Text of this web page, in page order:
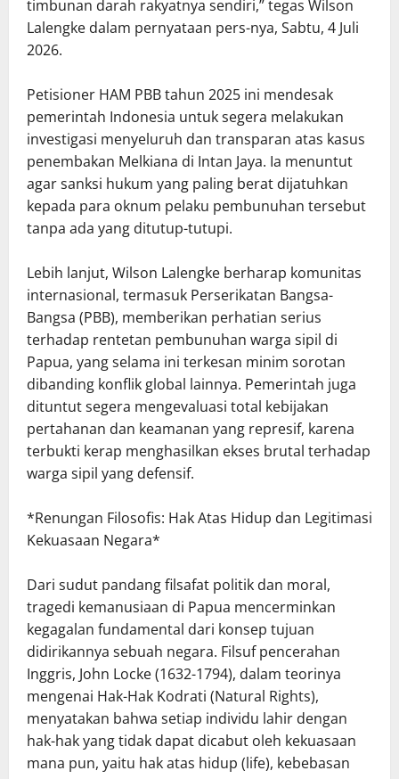
timbunan darah rakyatnya sendiri,” tegas Wilson
Lalengke dalam pernyataan pers-nya, Sabtu, 4 Juli
2026.
Petisioner HAM PBB tahun 2025 ini mendesak
pemerintah Indonesia untuk segera melakukan
investigasi menyeluruh dan transparan atas kasus
penembakan Melkiana di Intan Jaya. Ia menuntut
agar sanksi hukum yang paling berat dijatuhkan
kepada para oknum pelaku pembunuhan tersebut
tanpa ada yang ditutup-tutupi.
Lebih lanjut, Wilson Lalengke berharap komunitas
internasional, termasuk Perserikatan Bangsa-
Bangsa (PBB), memberikan perhatian serius
terhadap rentetan pembunuhan warga sipil di
Papua, yang selama ini terkesan minim sorotan
dibanding konflik global lainnya. Pemerintah juga
dituntut segera mengevaluasi total kebijakan
pertahanan dan keamanan yang represif, karena
terbukti kerap menghasilkan ekses brutal terhadap
warga sipil yang defensif.
*Renungan Filosofis: Hak Atas Hidup dan Legitimasi
Kekuasaan Negara*
Dari sudut pandang filsafat politik dan moral,
tragedi kemanusiaan di Papua mencerminkan
kegagalan fundamental dari konsep tujuan
didirikannya sebuah negara. Filsuf pencerahan
Inggris, John Locke (1632-1794), dalam teorinya
mengenai Hak-Hak Kodrati (Natural Rights),
menyatakan bahwa setiap individu lahir dengan
hak-hak yang tidak dapat dicabut oleh kekuasaan
mana pun, yaitu hak atas hidup (life), kebebasan